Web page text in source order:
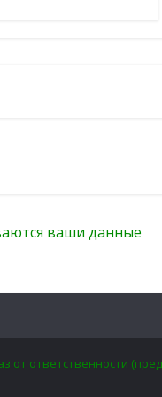
ваши данные
от ответственности